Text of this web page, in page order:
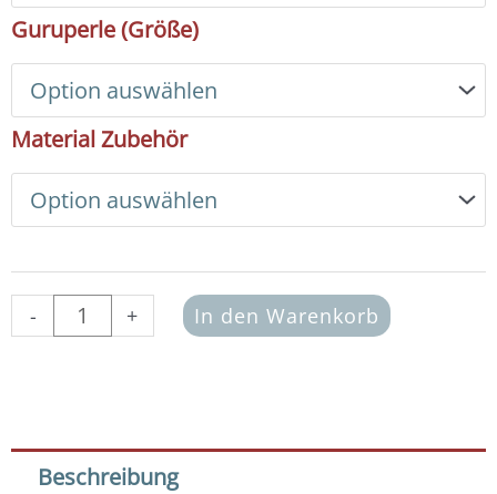
Guruperle (Größe)
Material Zubehör
-
hellrosa
(Quaste
5
cm)
Menge
+ In den Warenkorb
Beschreibung